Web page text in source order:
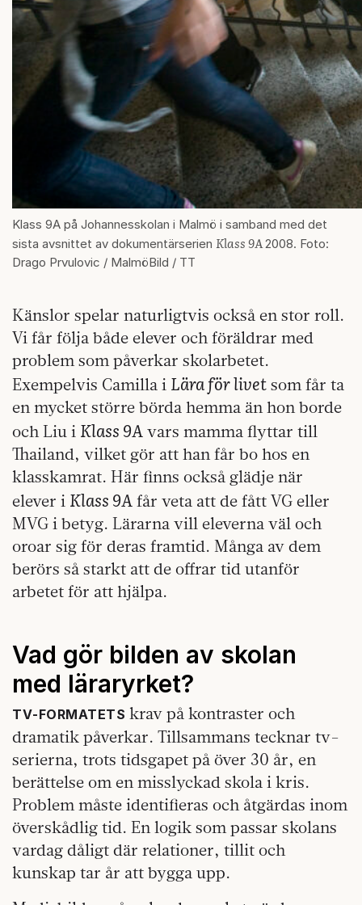
Klass 9A på Johannesskolan i Malmö i samband med det
sista avsnittet av dokumentärserien Klass 9A2008. Foto:
Drago Prvulovic / MalmöBild / TT
Känslor spelar naturligtvis också en stor roll.
Vi får följa både elever och föräldrar med
problem som påverkar skolarbetet.
Exempelvis Camilla i Lära för livet som får ta
en mycket större börda hemma än hon borde
och Liu i Klass 9A vars mamma flyttar till
Thailand, vilket gör att han får bo hos en
klasskamrat. Här finns också glädje när
elever i Klass 9A får veta att de fått VG eller
MVG i betyg. Lärarna vill eleverna väl och
oroar sig för deras framtid. Många av dem
berörs så starkt att de offrar tid utanför
arbetet för att hjälpa.
Vad gör bilden av skolan
med läraryrket?
TV‑FORMATETS krav på kontraster och
dramatik påverkar. Tillsammans tecknar tv-
serierna, trots tidsgapet på över 30 år, en
berättelse om en misslyckad skola i kris.
Problem måste identifieras och åtgärdas inom
överskådlig tid. En logik som passar skolans
vardag dåligt där relationer, tillit och
kunskap tar år att bygga upp.